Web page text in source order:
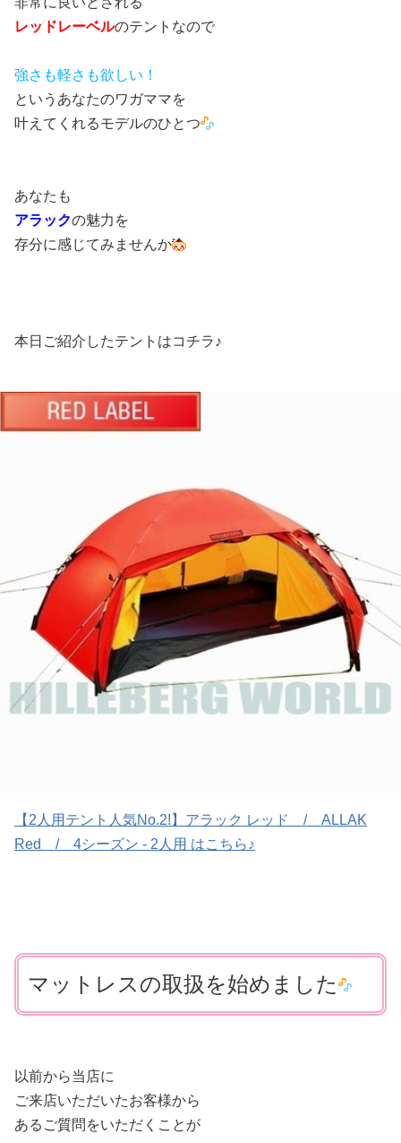
レッドレーベルのテントなので
強さも軽さも欲しい！
というあなたのワガママを
叶えてくれるモデルのひとつ
あなたも
アラックの魅力を
存分に感じてみませんか
本日ご紹介したテントはコチラ♪
【2人用テント人気No.2!】アラック レッド / ALLAK
Red / 4シーズン - 2人用 はこちら♪
マットレスの取扱を始めました
以前から当店に
ご来店いただいたお客様から
あるご質問をいただくことが